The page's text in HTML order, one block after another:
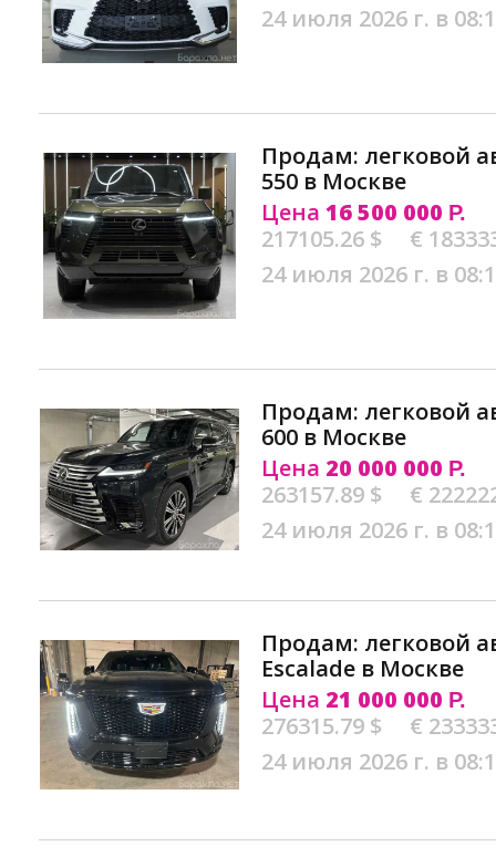
24 июля 2026 г. в
Продам: легковой
550 в Москве
Цена 16 500 000 Р.
217105.26 $
€
24 июля 2026 г. в
Продам: легковой
600 в Москве
Цена 20 000 000 Р.
263157.89 $
€
24 июля 2026 г. в
Продам: легковой
Escalade в Москве
Цена 21 000 000 Р.
276315.79 $
€
24 июля 2026 г. в